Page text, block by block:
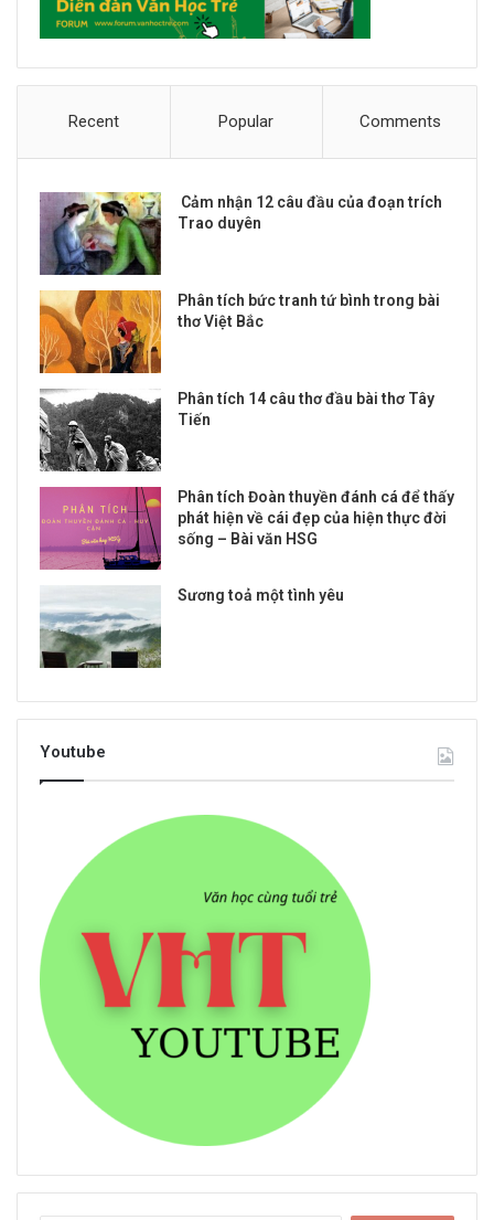
Recent Popular Comments
Cảm nhận 12 câu đầu của đoạn trích
Trao duyên
Phân tích bức tranh tứ bình trong bài
thơ Việt Bắc
Phân tích 14 câu thơ đầu bài thơ Tây
Tiến
Phân tích Đoàn thuyền đánh cá để thấy
phát hiện về cái đẹp của hiện thực đời
sống – Bài văn HSG
Sương toả một tình yêu
Youtube